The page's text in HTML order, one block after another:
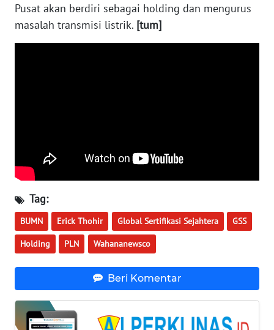
Pusat akan berdiri sebagai holding dan mengurus
masalah transmisi listrik. [tum]
Tag:
BUMN Erick Thohir Global Sertifikasi Sejahtera GSS
Holding PLN Wahananewsco
Beri Komentar
WN
SUMBAR
LAMPUNG
JATENG
WN
NUSANTARA
JOGJA
WN